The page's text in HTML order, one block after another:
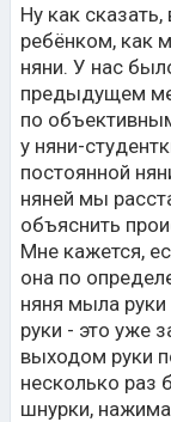
Ну как
ребёнком, как
няни. У нас
предыдущем
по
у няни-
постоянной
няней мы
объяснить
Мне кажется,
она по
няня мыла руки
руки - это уже
выходом руки
несколько раз
шнурки,